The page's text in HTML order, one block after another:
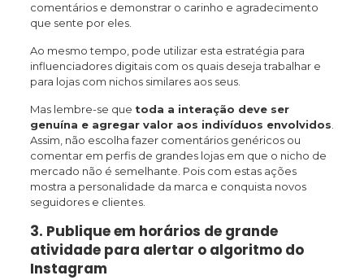
comentários e demonstrar o carinho e agradecimento
que sente por eles.
Ao mesmo tempo, pode utilizar esta estratégia para
influenciadores digitais com os quais deseja trabalhar e
para lojas com nichos similares aos seus.
Mas lembre-se que toda a interação deve ser
genuína e agregar valor aos indivíduos envolvidos.
Assim, não escolha fazer comentários genéricos ou
comentar em perfis de grandes lojas em que o nicho de
mercado não é semelhante. Pois com estas ações
mostra a personalidade da marca e conquista novos
seguidores e clientes.
3. Publique em horários de grande
atividade para alertar o algoritmo do
Instagram